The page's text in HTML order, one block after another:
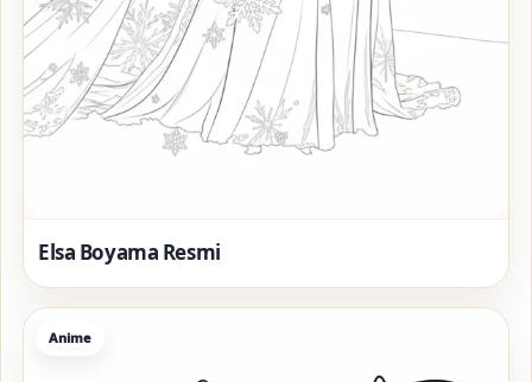
Elsa Boyama Resmi
Anime